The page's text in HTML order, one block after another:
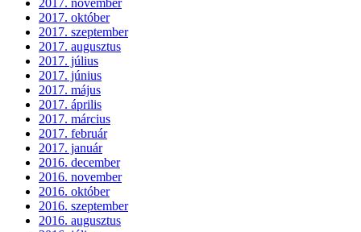
2017. október
2017. szeptember
2017. augusztus
2017. július
2017. június
2017. május
2017. április
2017. március
2017. február
2017. január
2016. december
2016. november
2016. október
2016. szeptember
2016. augusztus